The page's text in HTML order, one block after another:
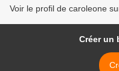
Voir le profil de caroleone
Créer un